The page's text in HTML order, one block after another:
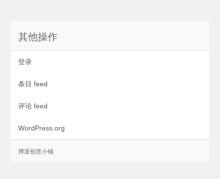
其他操作
登录
条目 feed
评论 feed
WordPress.org